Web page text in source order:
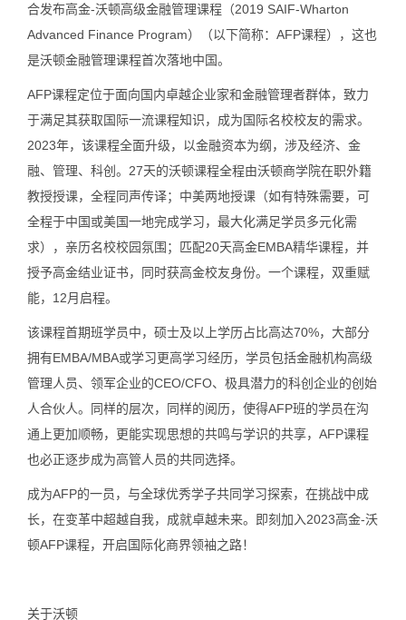
合发布高金-沃顿高级金融管理课程（2019 SAIF-Wharton
Advanced Finance Program）（以下简称：AFP课程），这也
是沃顿金融管理课程首次落地中国。
AFP课程定位于面向国内卓越企业家和金融管理者群体，致力
于满足其获取国际一流课程知识，成为国际名校校友的需求。
2023年，该课程全面升级，以金融资本为纲，涉及经济、金
融、管理、科创。27天的沃顿课程全程由沃顿商学院在职外籍
教授授课，全程同声传译；中美两地授课（如有特殊需要，可
全程于中国或美国一地完成学习，最大化满足学员多元化需
求），亲历名校校园氛围；匹配20天高金EMBA精华课程，并
授予高金结业证书，同时获高金校友身份。 一个课程，双重赋
能，12月启程。
该课程首期班学员中，硕士及以上学历占比高达70%，大部分
拥有EMBA/MBA或学习更高学习经历，学员包括金融机构高级
管理人员、领军企业的CEO/CFO、极具潜力的科创企业的创始
人合伙人。同样的层次，同样的阅历，使得AFP班的学员在沟
通上更加顺畅，更能实现思想的共鸣与学识的共享，AFP课程
也必正逐步成为高管人员的共同选择。
成为AFP的一员，与全球优秀学子共同学习探索，在挑战中成
长，在变革中超越自我，成就卓越未来。
即刻加入2023高金-沃
顿AFP课程，开启国际化商界领袖之路！
关于沃顿